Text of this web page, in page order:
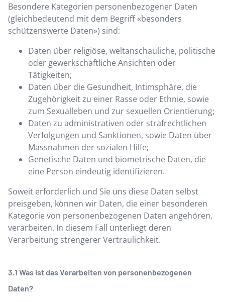
Besondere Kategorien personenbezogener Daten
(gleichbedeutend mit dem Begriff «besonders
schützenswerte Daten») sind:
Daten über religiöse, weltanschauliche, politische
oder gewerkschaftliche Ansichten oder
Tätigkeiten;
Daten über die Gesundheit, Intimsphäre, die
Zugehörigkeit zu einer Rasse oder Ethnie, sowie
zum Sexualleben und zur sexuellen Orientierung;
Daten zu administrativen oder strafrechtlichen
Verfolgungen und Sanktionen, sowie Daten über
Massnahmen der sozialen Hilfe;
Genetische Daten und biometrische Daten, die
eine Person eindeutig identifizieren.
Soweit erforderlich und Sie uns diese Daten selbst
preisgeben, können wir Daten, die einer besonderen
Kategorie von personenbezogenen Daten angehören,
verarbeiten. In diesem Fall unterliegt deren
Verarbeitung strengerer Vertraulichkeit.
Was ist das Verarbeiten von personenbezogenen
Daten?